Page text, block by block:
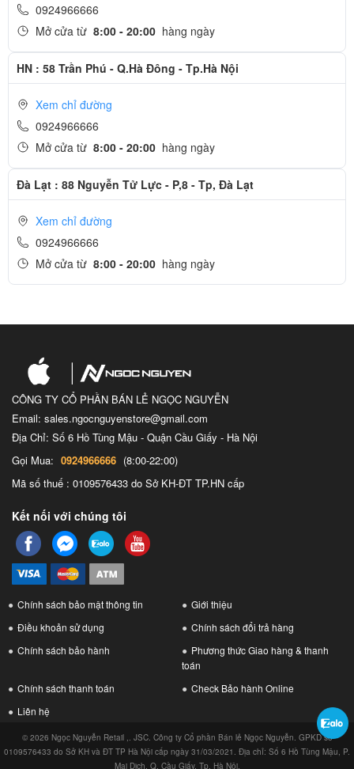
0924966666
Mở cửa từ 8:00 - 20:00 hàng ngày
HN : 58 Trần Phú - Q.Hà Đông - Tp.Hà Nội
Xem chỉ đường
0924966666
Mở cửa từ 8:00 - 20:00 hàng ngày
Đà Lạt : 88 Nguyễn Tử Lực - P,8 - Tp, Đà Lạt
Xem chỉ đường
0924966666
Mở cửa từ 8:00 - 20:00 hàng ngày
CÔNG TY CỔ PHẦN BÁN LẺ NGỌC NGUYỄN
Email: sales.ngocnguyenstore@gmail.com
Địa Chỉ: Số 6 Hồ Tùng Mậu - Quận Cầu Giấy - Hà Nội
Gọi Mua: 0924966666 (8:00-22:00)
Mã số thuế : 0109576433 do Sở KH-ĐT TP.HN cấp
Kết nối với chúng tôi
Chính sách bảo mật thông tin
Giới thiệu
Điều khoản sử dụng
Chính sách đổi trả hàng
Chính sách bảo hành
Phương thức Giao hàng & thanh
toán
Chính sách thanh toán
Check Bảo hành Online
Liên hệ
© 2026 Ngọc Nguyễn Retail ,. JSC. Công ty Cổ phần Bán lẻ Ngọc Nguyễn. GPKD số
0109576433 do Sở KH và ĐT TP Hà Nội cấp ngày 31/03/2021. Địa chỉ: Số 6 Hồ Tùng Mậu, P.
Mai Dịch, Q. Cầu Giấy, Tp. Hà Nội.